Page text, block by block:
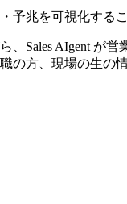
予兆を可視化する
Sales AIgent が
の方、現場の生の